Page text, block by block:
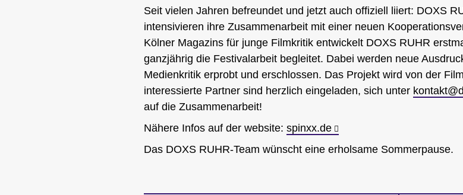
Seit vielen Jahren befreundet und jetzt auch offiziell liiert: DOXS
intensivieren ihre Zusammenarbeit mit einer neuen
Kölner Magazins für junge Filmkritik entwickelt DOXS RUHR
ganzjährig die Festivalarbeit begleitet. Dabei werden neue
Medienkritik erprobt und erschlossen. Das Projekt wird von der
interessierte Partner sind herzlich eingeladen, sich unter
auf die Zusammenarbeit!
Nähere Infos auf der website: spinxx.de
Das DOXS RUHR-Team wünscht eine erholsame Sommerpause.